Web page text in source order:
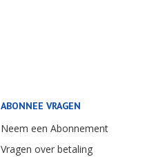
ABONNEE VRAGEN
Neem een Abonnement
Vragen over betaling